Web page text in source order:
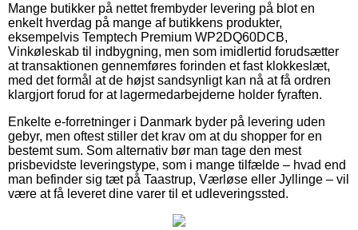
Mange butikker på nettet frembyder levering på blot en
enkelt hverdag på mange af butikkens produkter,
eksempelvis Temptech Premium WP2DQ60DCB,
Vinkøleskab til indbygning, men som imidlertid forudsætter
at transaktionen gennemføres forinden et fast klokkeslæt,
med det formål at de højst sandsynligt kan nå at få ordren
klargjort forud for at lagermedarbejderne holder fyraften.
Enkelte e-forretninger i Danmark byder på levering uden
gebyr, men oftest stiller det krav om at du shopper for en
bestemt sum. Som alternativ bør man tage den mest
prisbevidste leveringstype, som i mange tilfælde – hvad end
man befinder sig tæt på Taastrup, Værløse eller Jyllinge – vil
være at få leveret dine varer til et udleveringssted.